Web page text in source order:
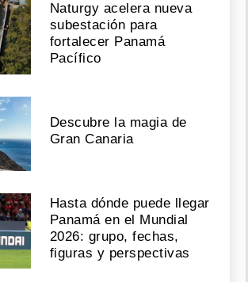
Naturgy acelera nueva
subestación para
fortalecer Panamá
Pacífico
Descubre la magia de
Gran Canaria
Hasta dónde puede llegar
Panamá en el Mundial
2026: grupo, fechas,
figuras y perspectivas